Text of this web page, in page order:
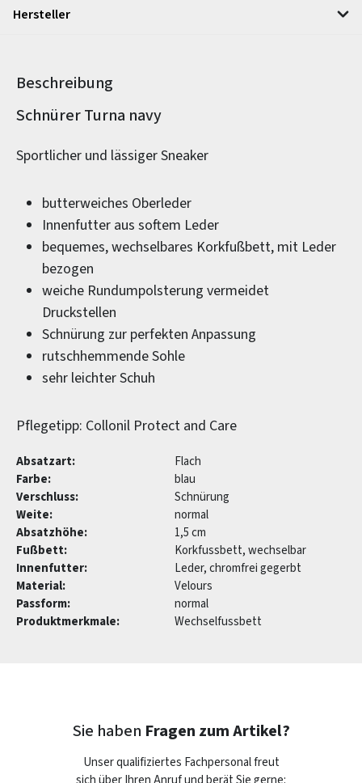
Hersteller
Beschreibung
Produktinformationen
Schnürer Turna navy
Sportlicher und lässiger Sneaker
butterweiches Oberleder
Innenfutter aus softem Leder
bequemes, wechselbares Korkfußbett, mit Leder
bezogen
weiche Rundumpolsterung vermeidet
Druckstellen
Schnürung zur perfekten Anpassung
rutschhemmende Sohle
sehr leichter Schuh
Pflegetipp: Collonil Protect and Care
Absatzart:
Flach
Farbe:
blau
Verschluss:
Schnürung
Weite:
normal
Absatzhöhe:
1,5 cm
Fußbett:
Korkfussbett, wechselbar
Innenfutter:
Leder, chromfrei gegerbt
Material:
Velours
Passform:
normal
Produktmerkmale:
Wechselfussbett
Sie haben Fragen zum Artikel?
Unser qualifiziertes Fachpersonal freut